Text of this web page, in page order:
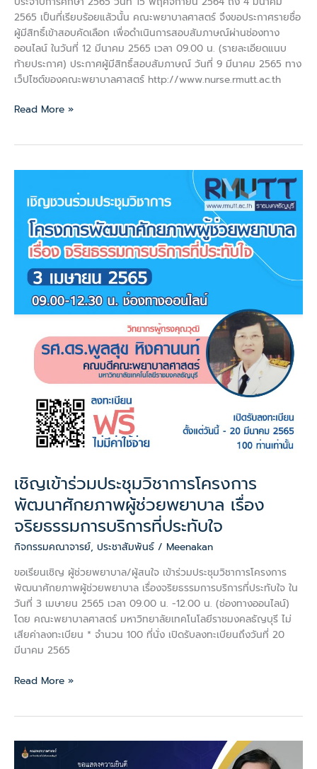
2565 เป็นที่เรียบร้อยแล้วนั้น คณะพยาบาลศาสตร์ จึงขอประกาศรายชื่อ
ผู้มีสิทธิ์เข้าสอบคัดเลือก เพื่อดำเนินการสอบสัมภาษณ์ผ่านช่องทาง
ออนไลน์ ในวันที่ 12 มีนาคม 2565 เวลา 09.00 น. (รายละเอียดแนบ
ท้ายประกาศ) ประกาศผู้มีสิทธิ์สอบสัมภาษณ์ วันที่ 9 มีนาคม 2565 ทาง
เว็ปไซต์ของคณะพยาบาลศาสตร์ http://www.nurse.rmutt.ac.th
Read More »
เชิญเข้าร่วมประชุมวิชาการโครงการ
พัฒนาศักยภาพผู้ช่วยพยาบาล เรื่อง
จริยธรรมการบริการที่ประทับใจ
กิจกรรมคณาจารย์, ประชาสัมพันธ์ / Meenakan
ขอเรียนเชิญ ผู้ช่วยพยาบาล/ผู้สนใจ เข้าร่วมประชุมวิชาการโครงการ
พัฒนาศักยภาพผู้ช่วยพยาบาล เรื่องจริยธรรมการบริการที่ประทับใจ ใน
วันที่ 3 เมษายน 2565 เวลา 09.00 น. -12.00 น. (ช่องทางออนไลน์)
โดย คณะพยาบาลศาสตร์ มหาวิทยาลัยเทคโนโลยีราชมงคลธัญบุรี ไม่
เสียค่าลงทะเบียน * จำนวน 100 ที่นั่ง เปิดรับลงทะเบียนถึงวันที่ 20
มีนาคม 2565
ร่วม
ประชุม
วิชาการ
โครงการ
พัฒนา
ศักยภาพ
ช่วย
ประทับ
Read More »
ขอ
แสดง